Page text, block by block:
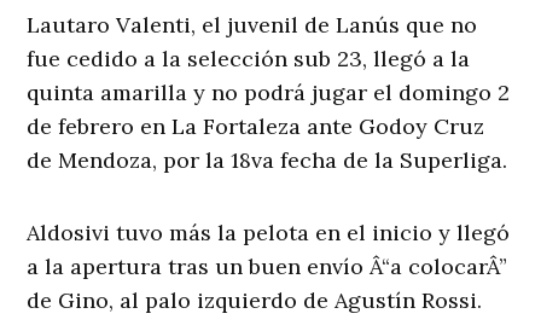
Lautaro Valenti, el juvenil de Lanús que no
fue cedido a la selección sub 23, llegó a la
quinta amarilla y no podrá jugar el domingo 2
de febrero en La Fortaleza ante Godoy Cruz
de Mendoza, por la 18va fecha de la Superliga.
Aldosivi tuvo más la pelota en el inicio y llegó
a la apertura tras un buen envío Â“a colocarÂ”
de Gino, al palo izquierdo de Agustín Rossi.